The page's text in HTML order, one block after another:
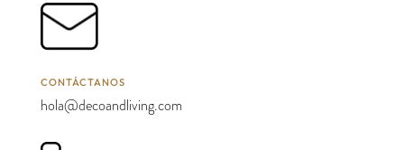
CONTÁCTANOS
hola@decoandliving.com